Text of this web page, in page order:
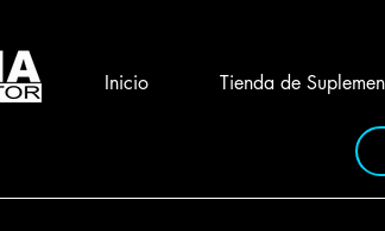
Inicio Tienda de